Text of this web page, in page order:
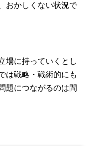
おかしくない状況で
場に持っていくとし
は戦略・戦術的にも
題につながるのは間